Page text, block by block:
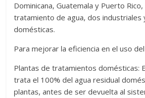
Dominicana, Guatemala y Puerto
tratamiento de agua, dos industriales
domésticas.
Para mejorar la eficiencia en el uso
Plantas de tratamientos domésticas:
trata el 100% del agua residual
plantas, antes de ser devuelta al